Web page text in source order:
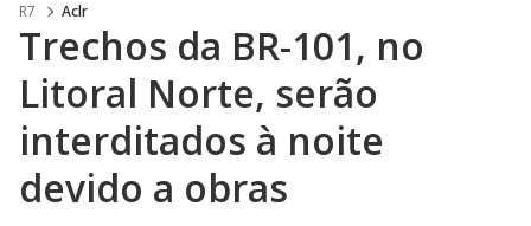
R7 Aclr
Trechos da BR-101, no
Litoral Norte, serão
interditados à noite
devido a obras